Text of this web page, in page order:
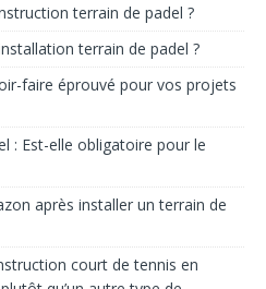
terrain de padel ?
terrain de padel ?
faire éprouvé pour vos projets
: Est-elle obligatoire pour le
après installer un terrain de
court de tennis en